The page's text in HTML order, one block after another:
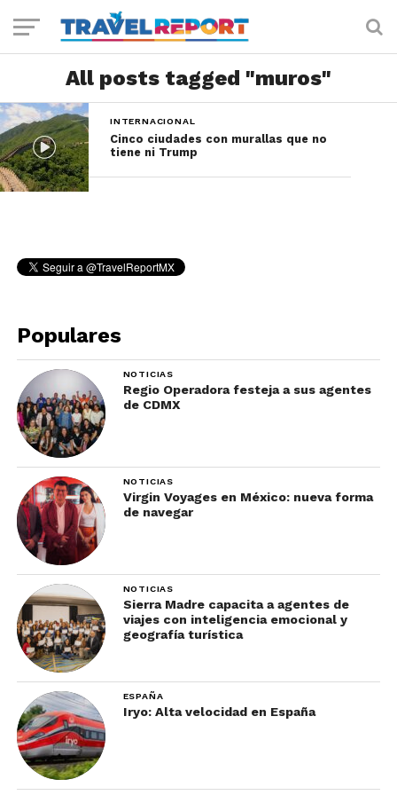
All posts tagged "muros"
INTERNACIONAL
Cinco ciudades con murallas que no
tiene ni Trump
Populares
NOTICIAS
Regio Operadora festeja a sus agentes
de CDMX
NOTICIAS
Virgin Voyages en México: nueva forma
de navegar
NOTICIAS
Sierra Madre capacita a agentes de
viajes con inteligencia emocional y
geografía turística
ESPAÑA
Iryo: Alta velocidad en España